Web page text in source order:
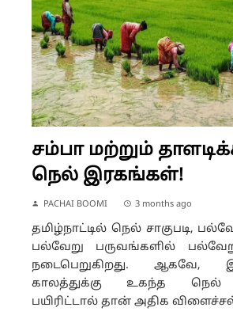
சம்பா மற்றும்
நெல் இரகங்கள்!
PACHAI BOOMI 3 months ago
தமிழ்நாட்டில் நெல் சாகுபடி,
பல்வேறு பருவங்களில்
நடைபெறுகிறது. ஆகவே,
காலத்துக்கு உகந்த
பயிரிட்டால் தான் அதிக